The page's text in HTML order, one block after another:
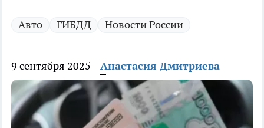
Авто ГИБДД Новости России
9 сентября 2025 Анастасия Дмитриева